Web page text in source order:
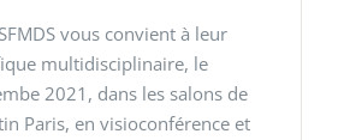
vous convient à leur
multidisciplinaire, le
2021, dans les salons de
Paris, en visioconférence et